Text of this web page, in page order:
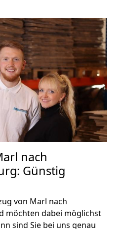
nach
Günstig
von Marl nach
möchten dabei möglichst
sind Sie bei uns genau